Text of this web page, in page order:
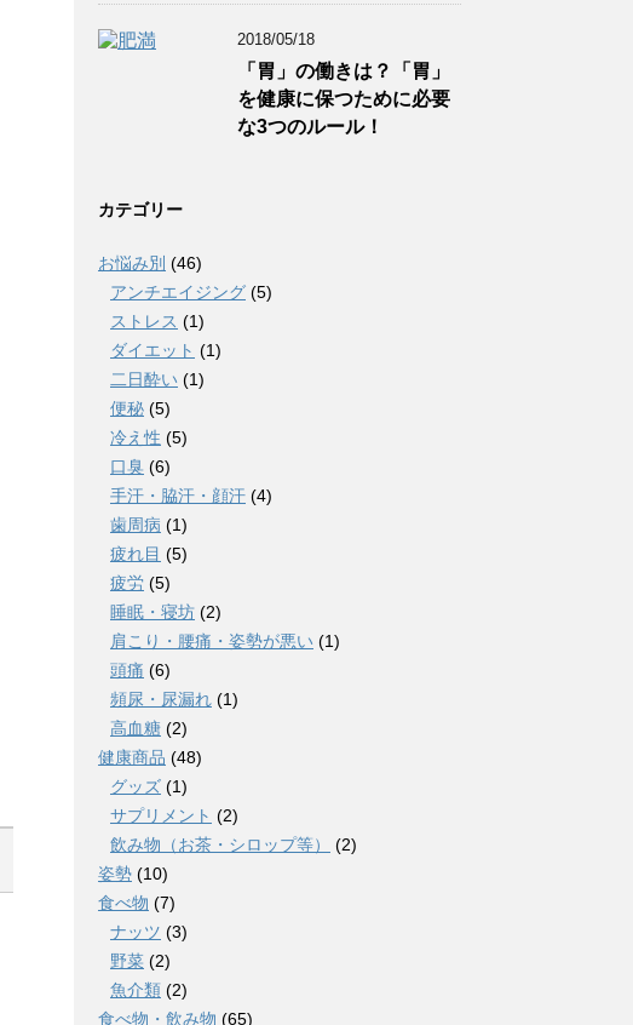
2018/05/18
「胃」の働きは？「胃」
を健康に保つために必要
な3つのルール！
カテゴリー
お悩み別 (46)
アンチエイジング (5)
ストレス (1)
ダイエット (1)
二日酔い (1)
便秘 (5)
冷え性 (5)
口臭 (6)
手汗・脇汗・顔汗 (4)
歯周病 (1)
疲れ目 (5)
疲労 (5)
睡眠・寝坊 (2)
肩こり・腰痛・姿勢が悪い (1)
頭痛 (6)
頻尿・尿漏れ (1)
高血糖 (2)
健康商品 (48)
グッズ (1)
サプリメント (2)
飲み物（お茶・シロップ等）
(2)
姿勢 (10)
食べ物 (7)
ナッツ (3)
野菜 (2)
魚介類 (2)
食べ物・飲み物 (65)